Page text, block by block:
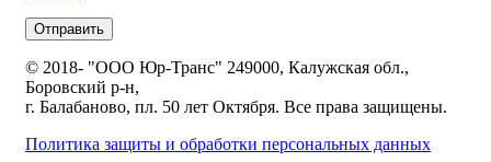
© 2018- "ООО Юр-Транс" 249000, Калужская обл.,
Боровский р-н,
г. Балабаново, пл. 50 лет Октября. Все права защищены.
Политика защиты и обработки персональных данных